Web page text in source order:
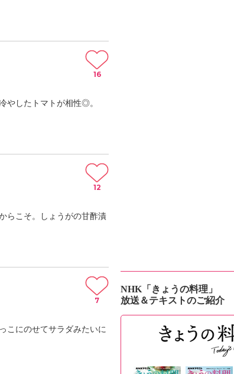
やしたトマトが相性◎。
16
らこそ。しょうがの甘酢漬
12
こにのせてサラダみたいに
7
NHK「きょうの料理」
放送＆テキストのご紹介